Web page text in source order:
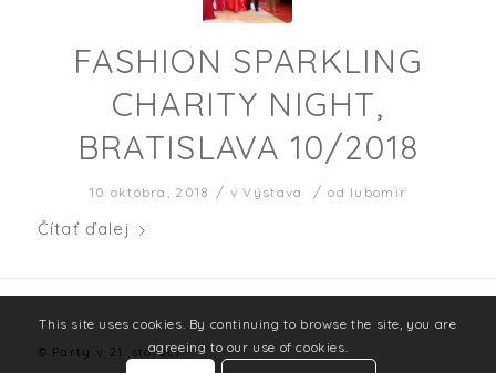
FASHION SPARKLING
CHARITY NIGHT,
BRATISLAVA 10/2018
10 októbra, 2018 / vVýstava / od lubomir
Čítať ďalej
© Party v 21. storočí
This site uses cookies. By continuing to browse the site, you are
agreeing to our use of cookies.